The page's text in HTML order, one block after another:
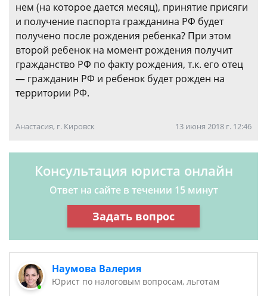
нем (на которое дается месяц), принятие присяги
и получение паспорта гражданина РФ будет
получено после рождения ребенка? При этом
второй ребенок на момент рождения получит
гражданство РФ по факту рождения, т.к. его отец
— гражданин РФ и ребенок будет рожден на
территории РФ.
Анастасия, г. Кировск 13 июня 2018 г. 12:46
Консультация юриста онлайн
Ответ на сайте в течении 15 минут
Задать вопрос
Наумова Валерия
Юрист по налоговым вопросам, льготам